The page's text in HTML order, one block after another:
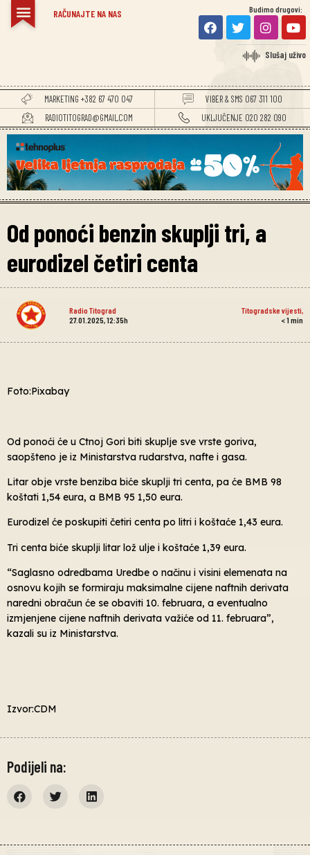
RAČUNAJTE NA NAS Budimo drugovi:
Slušaj uživo
MARKETING +382 67 470 047
VIBER & SMS 067 311 100
RADIOTITOGRAD@GMAIL.COM
UKLJUČENJE 020 282 090
Od ponoći benzin skuplji tri, a
eurodizel četiri centa
Radio Titograd Titogradske vijesti
27.01.2025, 12:35h
< 1 min
Foto:Pixabay
Od ponoći će u Ctnoj Gori biti skuplje sve vrste goriva,
saopšteno je iz Ministarstva rudarstva, nafte i gasa.
Litar obje vrste benziba biće skuplji tri centa, pa će BMB 98
koštati 1,54 eura, a BMB 95 1,50 eura.
Eurodizel će poskupiti četiri centa po litri i koštaće 1,43 eura.
Tri centa biće skuplji litar lož ulje i koštaće 1,39 eura.
“Saglasno odredbama Uredbe o načinu i visini elemenata na
osnovu kojih se formiraju maksimalne cijene naftnih derivata
naredni obračun će se obaviti 10. februara, a eventualno
izmjenjene cijene naftnih derivata važiće od 11. februara”,
kazali su iz Ministarstva.
Izvor:CDM
Podijeli na: